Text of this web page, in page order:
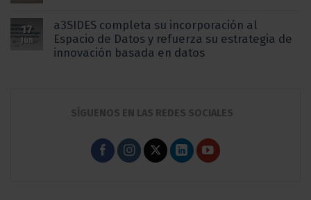
17
Jun
a3SIDES completa su incorporación al
Espacio de Datos y refuerza su estrategia de
innovación basada en datos
SÍGUENOS EN LAS REDES SOCIALES